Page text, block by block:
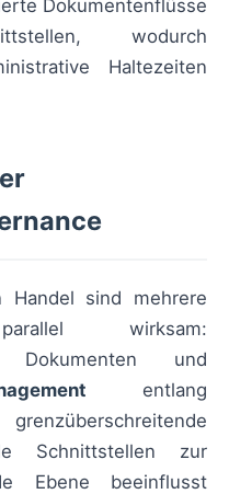
Dokumentenflüsse
wodurch
Haltezeiten
Handel sind mehrere
parallel wirksam:
und
entlang
Schnittstellen zur
Ebene beeinflusst